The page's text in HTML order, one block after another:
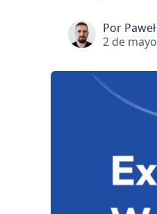
Por Paweł
2 de